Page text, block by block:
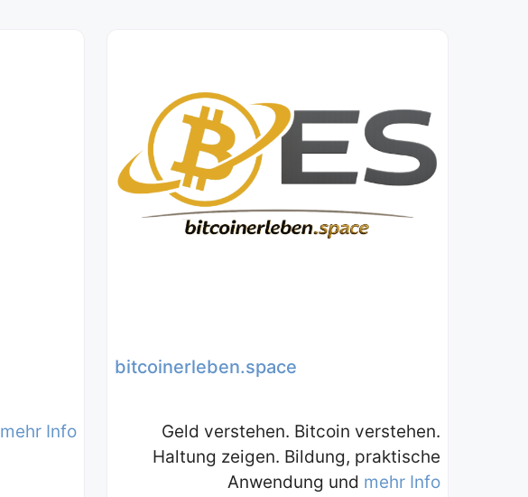
mehr Info
bitcoinerleben.space
Geld verstehen. Bitcoin verstehen.
Haltung zeigen. Bildung, praktische
Anwendung und mehr Info